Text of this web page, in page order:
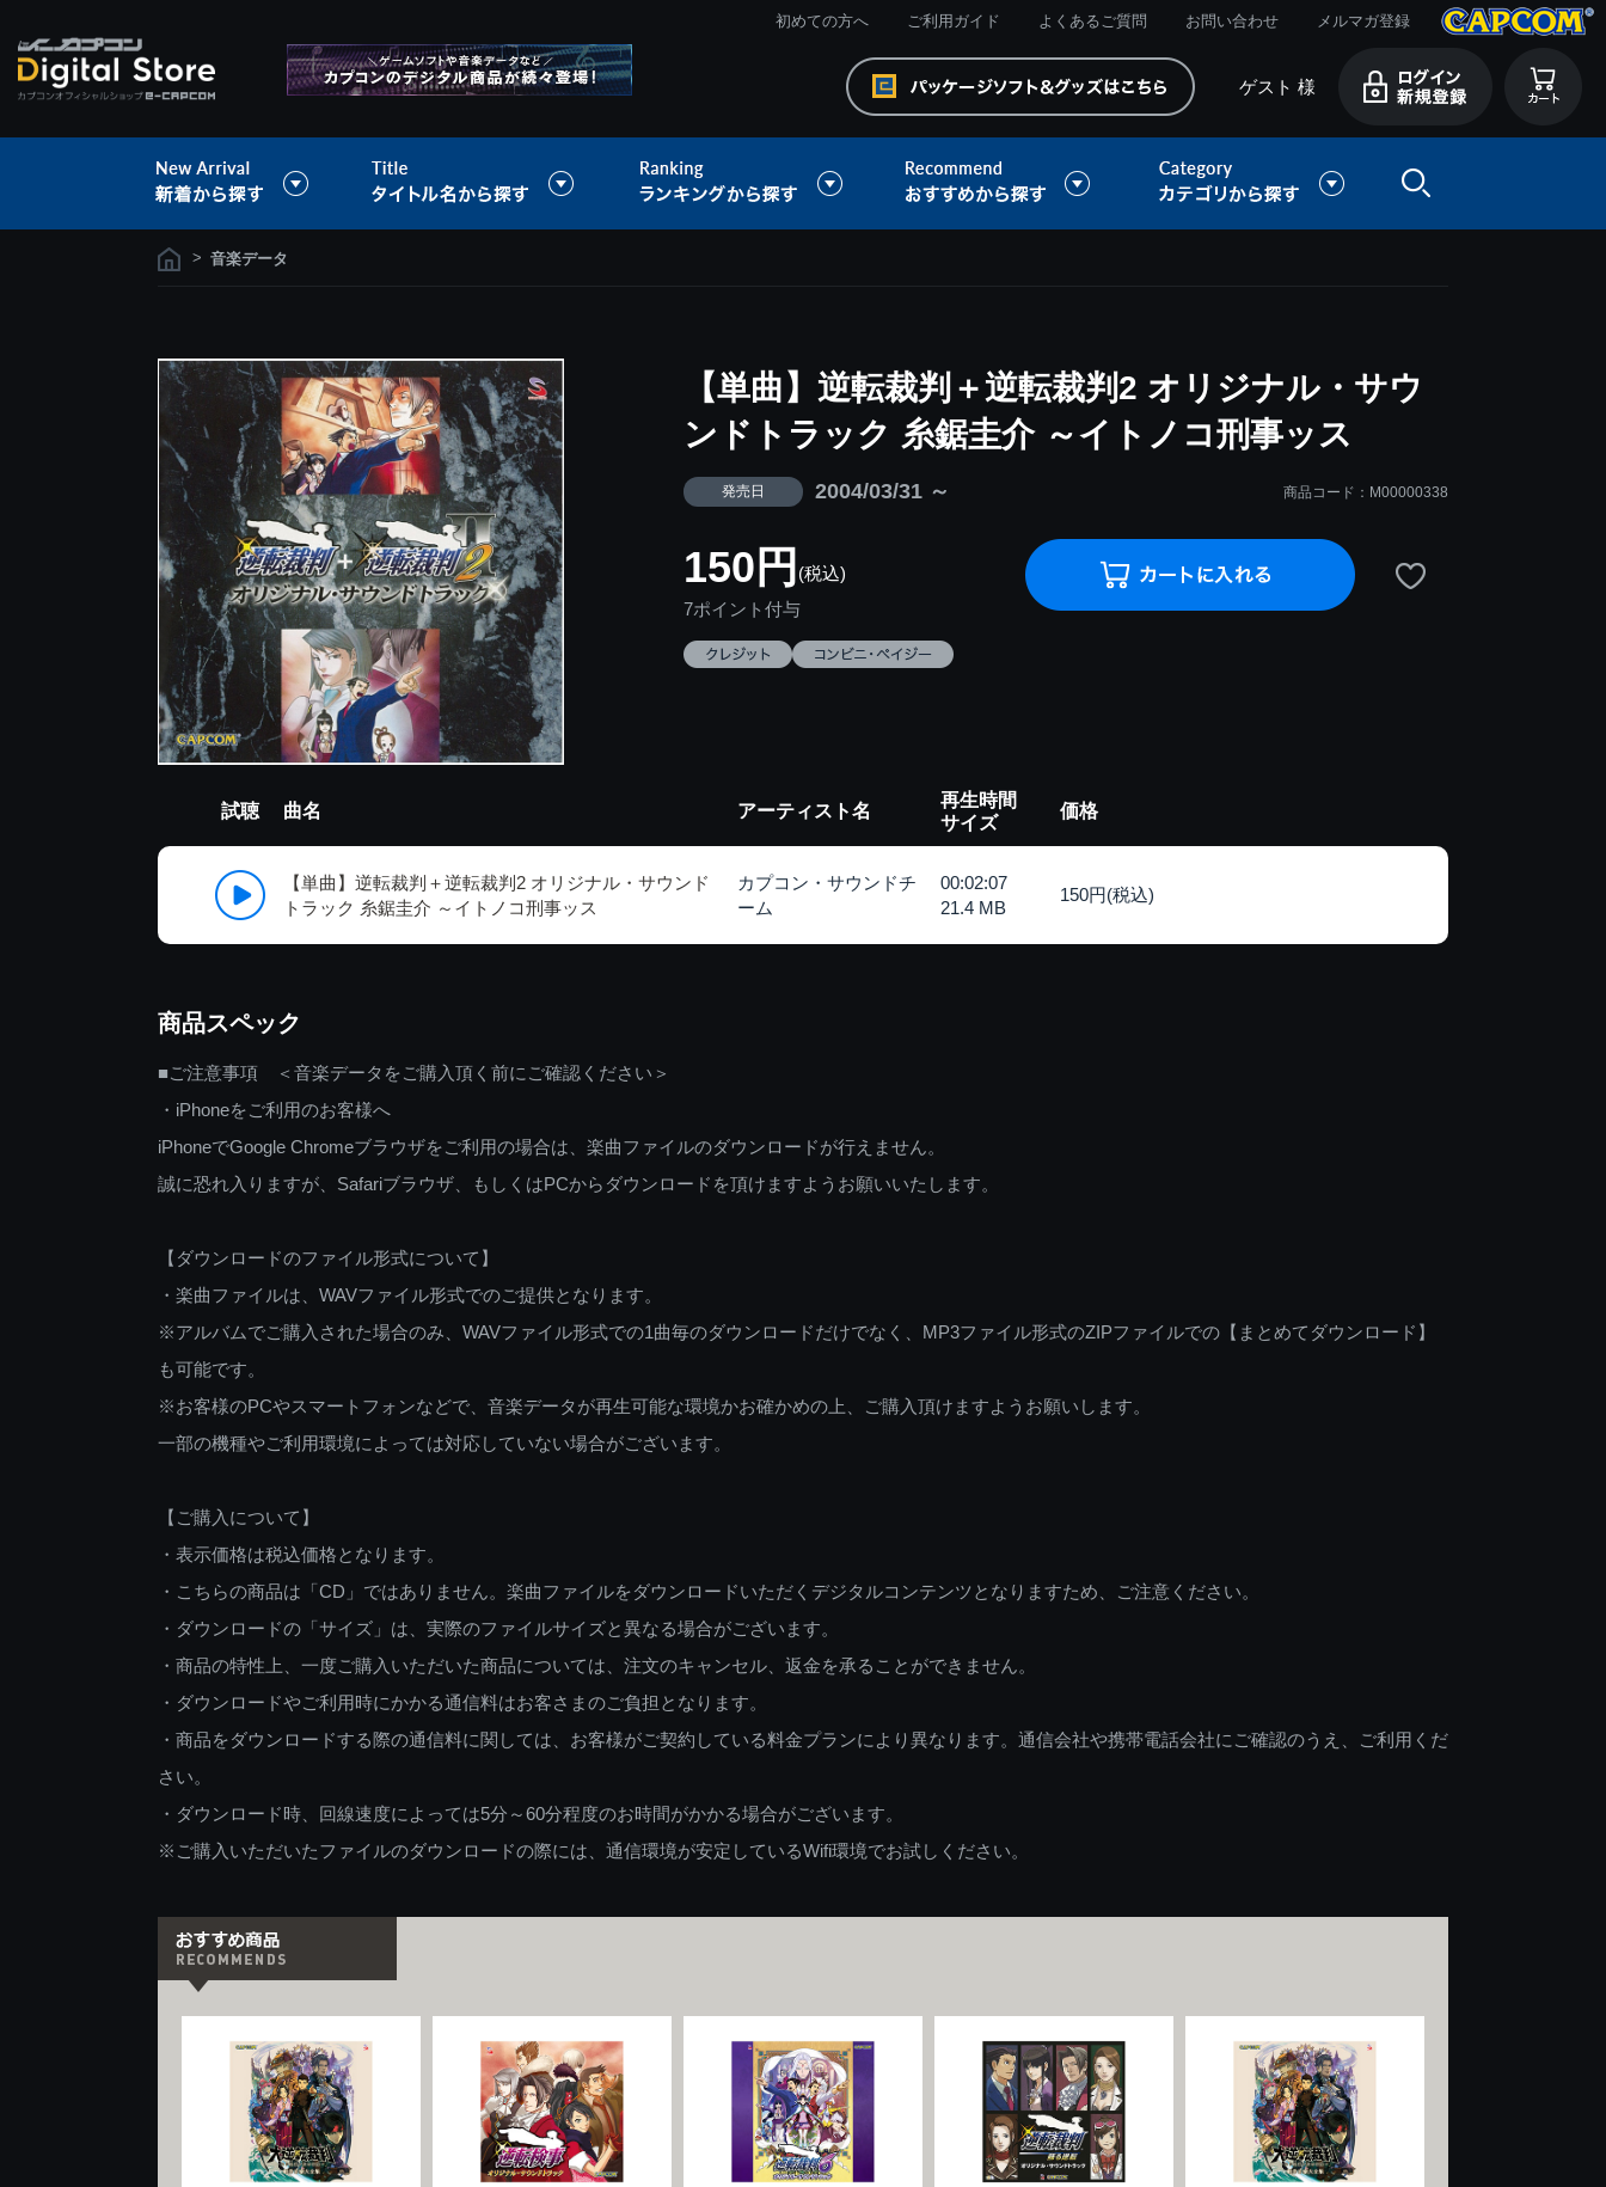
初めての方へ ご利用ガイド よくあるご質問 お問い合わせ メルマガ登録
ゲスト 様
> 音楽データ
【単曲】逆転裁判＋逆転裁判2 オリジナル・サウ
ンドトラック 糸鋸圭介 ～イトノコ刑事ッス
発売日 2004/03/31 ～ 商品コード：M00000338
150円 (税込)
7ポイント付与
試聴 曲名 アーティスト名
再生時間
サイズ
価格
【単曲】逆転裁判＋逆転裁判2 オリジナル・サウンド
トラック 糸鋸圭介 ～イトノコ刑事ッス
カプコン・サウンドチ
ーム
00:02:07
21.4 MB
150円(税込)
商品スペック
■ご注意事項 ＜音楽データをご購入頂く前にご確認ください＞
・iPhoneをご利用のお客様へ
iPhoneでGoogle Chromeブラウザをご利用の場合は、楽曲ファイルのダウンロードが行えません。
誠に恐れ入りますが、Safariブラウザ、もしくはPCからダウンロードを頂けますようお願いいたします。
【ダウンロードのファイル形式について】
・楽曲ファイルは、WAVファイル形式でのご提供となります。
※アルバムでご購入された場合のみ、WAVファイル形式での1曲毎のダウンロードだけでなく、MP3ファイル形式のZIPファイルでの【まとめてダウンロード】
も可能です。
※お客様のPCやスマートフォンなどで、音楽データが再生可能な環境かお確かめの上、ご購入頂けますようお願いします。
一部の機種やご利用環境によっては対応していない場合がございます。
【ご購入について】
・表示価格は税込価格となります。
・こちらの商品は「CD」ではありません。楽曲ファイルをダウンロードいただくデジタルコンテンツとなりますため、ご注意ください。
・ダウンロードの「サイズ」は、実際のファイルサイズと異なる場合がございます。
・商品の特性上、一度ご購入いただいた商品については、注文のキャンセル、返金を承ることができません。
・ダウンロードやご利用時にかかる通信料はお客さまのご負担となります。
・商品をダウンロードする際の通信料に関しては、お客様がご契約している料金プランにより異なります。通信会社や携帯電話会社にご確認のうえ、ご利用くだ
さい。
・ダウンロード時、回線速度によっては5分～60分程度のお時間がかかる場合がございます。
※ご購入いただいたファイルのダウンロードの際には、通信環境が安定しているWifi環境でお試しください。